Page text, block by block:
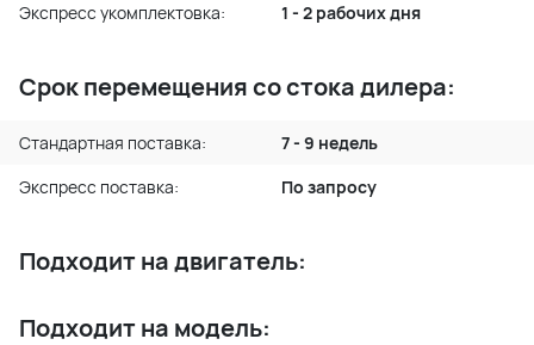
Экспресс укомплектовка:
1 - 2 рабочих дня
Срок перемещения со стока дилера:
Стандартная поставка:
7 - 9 недель
Экспресс поставка:
По запросу
Подходит на двигатель:
Подходит на модель: